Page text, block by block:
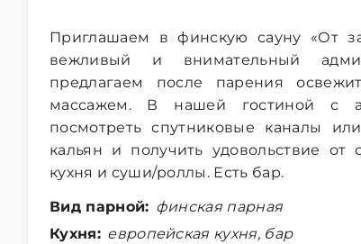
Приглашаем в финскую сауну «От
вежливый и внимательный
предлагаем после парения
массажем. В нашей гостиной с
посмотреть спутниковые каналы
кальян и получить удовольствие
кухня и суши/роллы. Есть бар.
Вид парной: финская парная
Кухня: европейская кухня, бар